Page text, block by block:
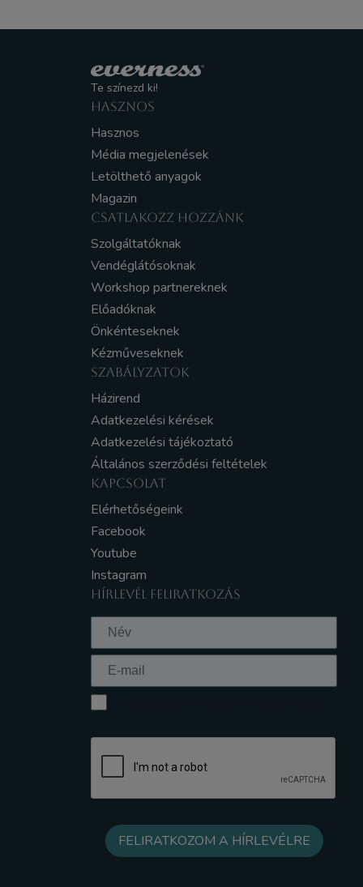
Te színezd ki!
HASZNOS
Hasznos
Média megjelenések
Letölthető anyagok
Magazin
CSATLAKOZZ HOZZÁNK
Szolgáltatóknak
Vendéglátósoknak
Workshop partnereknek
Előadóknak
Önkénteseknek
Kézműveseknek
SZABÁLYZATOK
Házirend
Adatkezelési kérések
Adatkezelési tájékoztató
Általános szerződési feltételek
KAPCSOLAT
Elérhetőségeink
Facebook
Youtube
Instagram
HÍRLEVÉL FELIRATKOZÁS